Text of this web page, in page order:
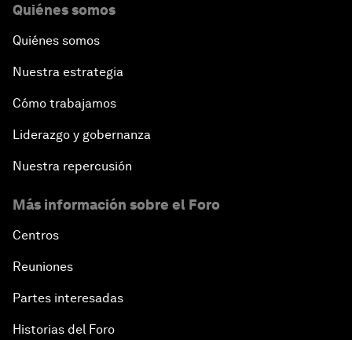
Quiénes somos
Quiénes somos
Nuestra estrategia
Cómo trabajamos
Liderazgo y gobernanza
Nuestra repercusión
Más información sobre el Foro
Centros
Reuniones
Partes interesadas
Historias del Foro